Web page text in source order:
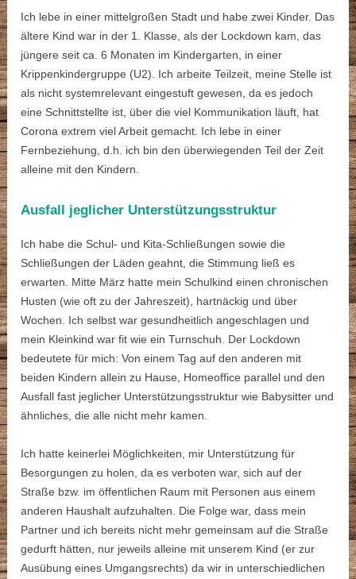
Ich lebe in einer mittelgroßen Stadt und habe zwei Kinder. Das
ältere Kind war in der 1. Klasse, als der Lockdown kam, das
jüngere seit ca. 6 Monaten im Kindergarten, in einer
Krippenkindergruppe (U2). Ich arbeite Teilzeit, meine Stelle ist
als nicht systemrelevant eingestuft gewesen, da es jedoch
eine Schnittstellte ist, über die viel Kommunikation läuft, hat
Corona extrem viel Arbeit gemacht. Ich lebe in einer
Fernbeziehung, d.h. ich bin den überwiegenden Teil der Zeit
alleine mit den Kindern.
Ausfall jeglicher Unterstützungsstruktur
Ich habe die Schul- und Kita-Schließungen sowie die
Schließungen der Läden geahnt, die Stimmung ließ es
erwarten. Mitte März hatte mein Schulkind einen chronischen
Husten (wie oft zu der Jahreszeit), hartnäckig und über
Wochen. Ich selbst war gesundheitlich angeschlagen und
mein Kleinkind war fit wie ein Turnschuh. Der Lockdown
bedeutete für mich: Von einem Tag auf den anderen mit
beiden Kindern allein zu Hause, Homeoffice parallel und den
Ausfall fast jeglicher Unterstützungsstruktur wie Babysitter und
ähnliches, die alle nicht mehr kamen.
Ich hatte keinerlei Möglichkeiten, mir Unterstützung für
Besorgungen zu holen, da es verboten war, sich auf der
Straße bzw. im öffentlichen Raum mit Personen aus einem
anderen Haushalt aufzuhalten. Die Folge war, dass mein
Partner und ich bereits nicht mehr gemeinsam auf die Straße
gedurft hätten, nur jeweils alleine mit unserem Kind (er zur
Ausübung eines Umgangsrechts) da wir in unterschiedlichen